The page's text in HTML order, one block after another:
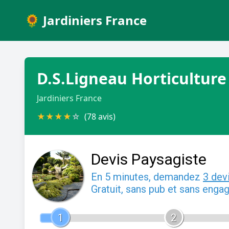
🌻 Jardiniers France
D.S.Ligneau Horticulture
Jardiniers France
★★★★☆ (78 avis)
Devis Paysagiste
En 5 minutes, demandez 3
Gratuit, sans pub et sans
1 2